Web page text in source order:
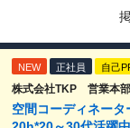
NEW 正社員 自己
株式会社TKP 営業本部
空間コーディネー